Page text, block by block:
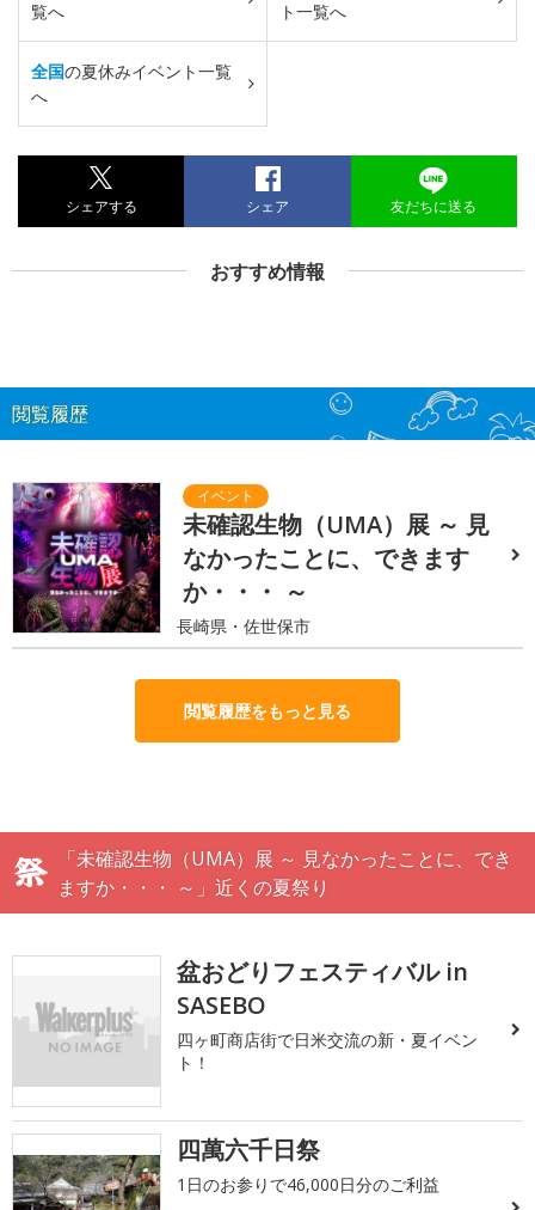
覧へ ト一覧へ
全国の夏休みイベント一覧
へ
シェアする シェア 友だちに送る
おすすめ情報
閲覧履歴
未確認生物（UMA）展 ～ 見
なかったことに、できます
か・・・ ～
長崎県・佐世保市
閲覧履歴をもっと見る
「未確認生物（UMA）展 ～ 見なかったことに、でき
ますか・・・ ～」近くの夏祭り
盆おどりフェスティバル in
SASEBO
四ヶ町商店街で日米交流の新・夏イベン
ト！
四萬六千日祭
1日のお参りで46,000日分のご利益